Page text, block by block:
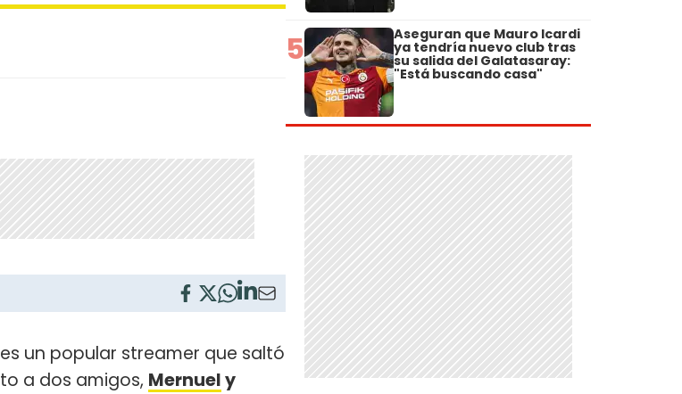
un popular streamer que saltó
a dos amigos, Mernuely
5 Aseguran que Mauro Icardi
ya tendría nuevo club tras
su salida del Galatasaray:
"Está buscando casa"